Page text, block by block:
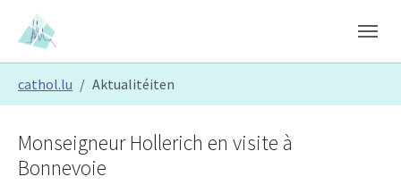
Skip to main content
Skip to page footer
cathol.lu Aktualitéiten
Monseigneur Hollerich en visite à
Bonnevoie